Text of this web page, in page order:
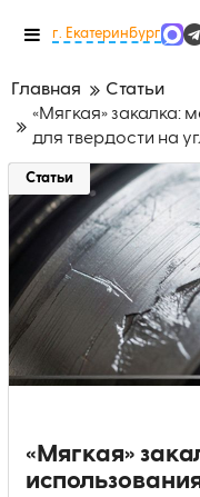
Меню
г. Екатеринбург
Главная
Статьи
«Мягкая» закалка:
для твердости на
Статьи
«Мягкая»